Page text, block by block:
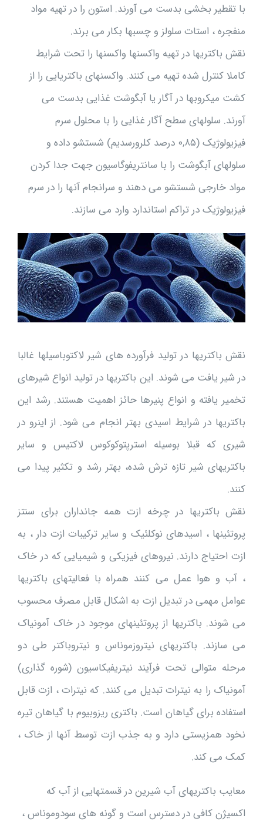
با تقطیر بخشی بدست می آورند. استون را در تهیه مواد
منفجره ، استات سلولز و چسبها بکار می برند.
نقش باکتریها در تهیه واکسنها واکسنها را تحت شرایط
کاملا کنترل شده تهیه می کنند. واکسنهای باکتریایی را از
کشت میکروبها در آگار یا آبگوشت غذایی بدست می
آورند. سلولهای سطح آگار غذایی را با محلول سرم
فیزیولوژیک (۰,۸۵ درصد کلرورسدیم) شستشو داده و
سلولهای آبگوشت را با سانتریفوگاسیون جهت جدا کردن
مواد خارجی شستشو می دهند و سرانجام آنها را در سرم
فیزیولوژیک در تراکم استاندارد وارد می سازند.
نقش باکتریها در تولید فرآورده های شیر لاکتوباسیلها غالبا
در شیر یافت می شوند. این باکتریها در تولید انواع شیرهای
تخمیر یافته و انواع پنیرها حائز اهمیت هستند. رشد این
باکتریها در شرایط اسیدی بهتر انجام می شود. از اینرو در
شیری که قبلا بوسیله استرپتوکوکوس لاکتیس و سایر
باکتریهای شیر تازه ترش شده، بهتر رشد و تکثیر پیدا می
کنند.
نقش باکتریها در چرخه ازت همه جانداران برای سنتز
پروتئینها ، اسیدهای نوکلئیک و سایر ترکیبات ازت دار ، به
ازت احتیاج دارند. نیروهای فیزیکی و شیمیایی که در خاک
، آب و هوا عمل می کنند همراه با فعالیتهای باکتریها
عوامل مهمی در تبدیل ازت به اشکال قابل مصرف محسوب
می شوند. باکتریها از پروتئینهای موجود در خاک آمونیاک
می سازند. باکتریهای نیتروزموناس و نیتروباکتر طی دو
مرحله متوالی تحت فرآیند نیتریفیکاسیون (شوره گذاری)
آمونیاک را به نیترات تبدیل می کنند. که نیترات ، ازت قابل
استفاده برای گیاهان است. باکتری ریزوبیوم با گیاهان تیره
نخود همزیستی دارد و به جذب ازت توسط آنها از خاک ،
کمک می کند.
معایب باکتریهای آب شیرین در قسمتهایی از آب که
اکسیژن کافی در دسترس است و گونه های سودوموناس ،